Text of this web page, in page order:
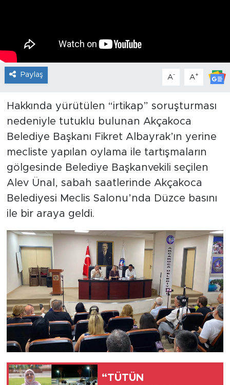
Paylaş A- A+
Hakkında yürütülen “irtikap” soruşturması
nedeniyle tutuklu bulunan Akçakoca
Belediye Başkanı Fikret Albayrak’ın yerine
mecliste yapılan oylama ile tartışmaların
gölgesinde Belediye Başkanvekili seçilen
Alev Ünal, sabah saatlerinde Akçakoca
Belediyesi Meclis Salonu’nda Düzce basını
ile bir araya geldi.
“TÜTÜN